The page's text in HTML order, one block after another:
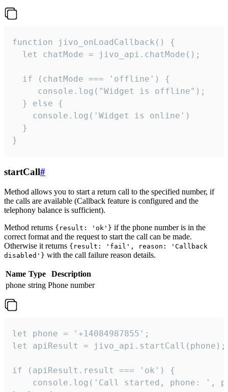
function jivo_onLoadCallback() {
  let chatMode = jivo_api.chatMode();
  if (chatMode === 'offline') {
     console.log("Widget is offline");
  } else {
    console.log('Widget is online')
  }
}
startCall#
Method allows you to start a return call to the specified number, if
the calls are available (Callback feature is configured and the
telephony balance is sufficient).
Method returns {result: 'ok'} if the phone number is in the
correct format and the request to start the call can be made.
Otherwise it returns {result: 'fail', reason: 'Callback
disabled'} with the call failure reason details.
Name Type
Description
phone string Phone number
let phone = '+14084987855';
let apiResult = jivo_api.startCall(phone);
if (apiResult.result === 'ok') {
console.log('Call started, phone: ',